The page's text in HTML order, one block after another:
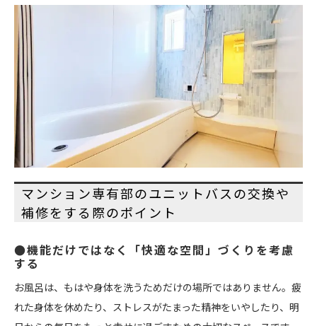
マンション専有部のユニットバスの交換や
補修をする際のポイント
●機能だけではなく「快適な空間」づくりを考慮
する
お風呂は、もはや身体を洗うためだけの場所ではありません。疲
れた身体を休めたり、ストレスがたまった精神をいやしたり、明